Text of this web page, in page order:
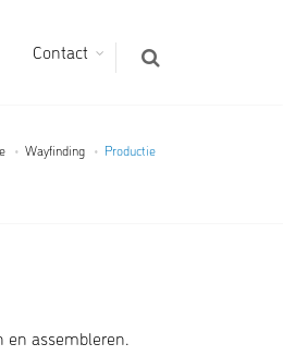
Contact
Wayfinding Productie
en assembleren.